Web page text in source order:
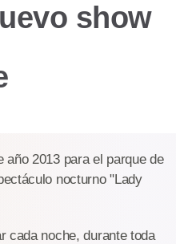
show
año 2013 para el parque de
nocturno "Lady
cada noche, durante toda